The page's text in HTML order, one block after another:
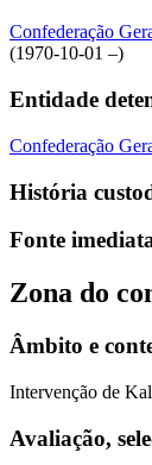
Confederação
(1970-10-01 –)
Entidade
Confederação
História
Fonte
Zona do
Âmbito e
Intervenção de
Avaliação,